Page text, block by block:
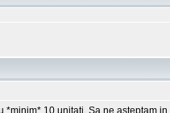
10 unitati. Sa ne asteptam